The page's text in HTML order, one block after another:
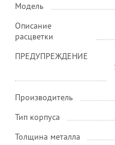
Модель
Описание
расцветки
ПРЕДУПРЕЖДЕНИЕ
Производитель
Тип корпуса
Толщина металла